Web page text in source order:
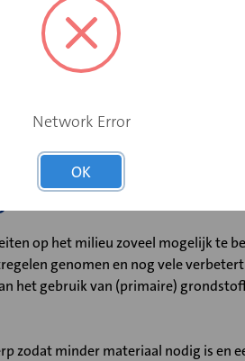
op het milieu zoveel mogelijk te
genomen en nog vele
het gebruik van (primaire)
zodat minder materiaal nodig is en
Network Error
OK